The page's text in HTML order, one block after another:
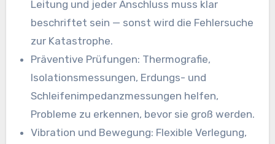
Leitung und jeder Anschluss muss klar
beschriftet sein — sonst wird die Fehlersuche
zur Katastrophe.
Präventive Prüfungen: Thermografie,
Isolationsmessungen, Erdungs- und
Schleifenimpedanzmessungen helfen,
Probleme zu erkennen, bevor sie groß werden.
Vibration und Bewegung: Flexible Verlegung,